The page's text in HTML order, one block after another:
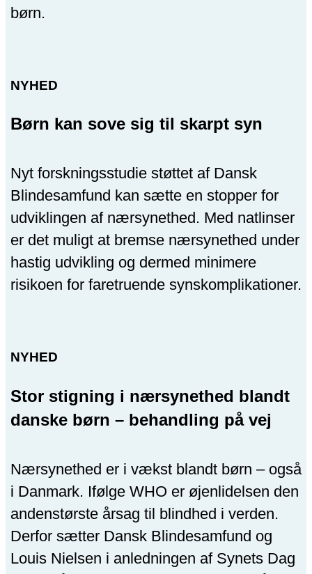
børn.
NYHED
Børn kan sove sig til skarpt syn
Nyt forskningsstudie støttet af Dansk
Blindesamfund kan sætte en stopper for
udviklingen af nærsynethed. Med natlinser
er det muligt at bremse nærsynethed under
hastig udvikling og dermed minimere
risikoen for faretruende synskomplikationer.
NYHED
Stor stigning i nærsynethed blandt
danske børn – behandling på vej
Nærsynethed er i vækst blandt børn – også
i Danmark. Ifølge WHO er øjenlidelsen den
andenstørste årsag til blindhed i verden.
Derfor sætter Dansk Blindesamfund og
Louis Nielsen i anledningen af Synets Dag